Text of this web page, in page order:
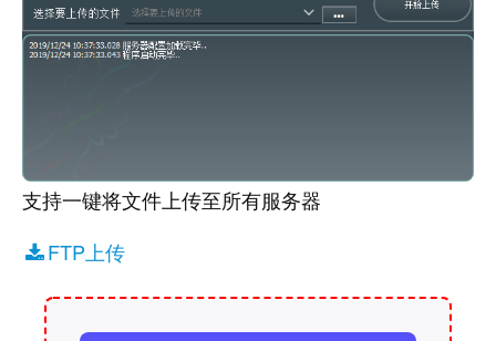
支持一键将文件上传至所有服务器
FTP上传